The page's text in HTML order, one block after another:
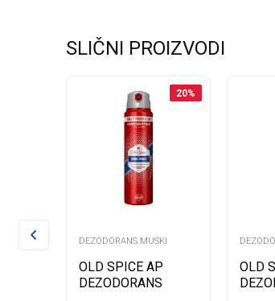
SLIČNI PROIZVODI
20%
DEZODORANS MUSKI
OLD SPICE AP
DEZODORANS
OLD